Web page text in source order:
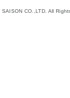
CO.,LTD. All